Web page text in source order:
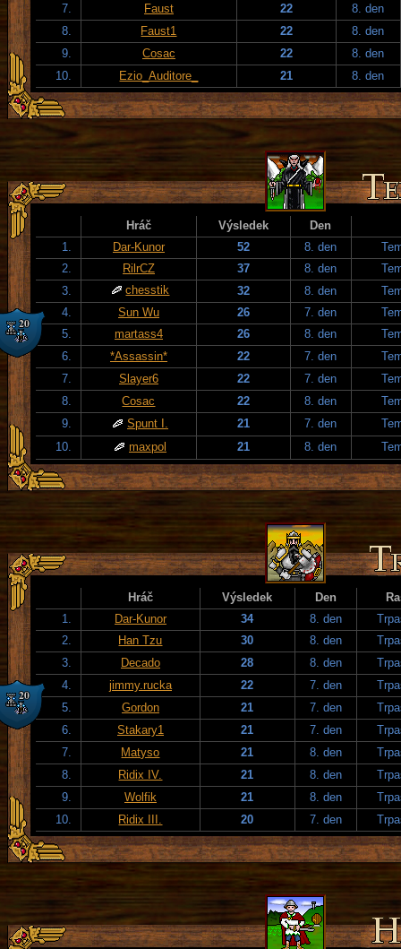
7.
Faust 22
8. den
8.
Faust1 22
8. den
9.
Cosac 22
8. den
10.
Ezio_Auditore_ 21 8. den
Hráč Výsledek
Den
1.
Dar-Kunor 52 8. den
2.
RilrCZ 37 8. den
3.
chesstik 32 8. den
4.
Sun Wu 26 7. den
5.
martass4 26 8. den
6.
*Assassin* 22 7. den
7.
Slayer6 22 7. den
8.
Cosac 22 8. den
9.
Spunt I. 21 7. den
10.
maxpol 21 8. den
Hráč Výsledek Den
1.
Dar-Kunor 34 8. den
2.
Han Tzu 30 8. den
3.
Decado 28 8. den
4.
jimmy.rucka 22 7. den
5.
Gordon 21 7. den
6.
Stakary1 21 7. den
7.
Matyso 21 8. den
8.
Ridix IV. 21 8. den
9.
Wolfik 21 8. den
10.
Ridix III. 20 7. den